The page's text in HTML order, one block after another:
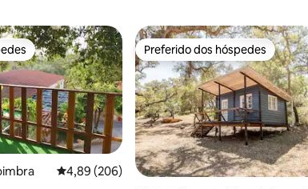
4,89 de uma avaliação média de 5, 206
4,89 (206)
Preferido dos hóspedes
Preferido dos hóspedes